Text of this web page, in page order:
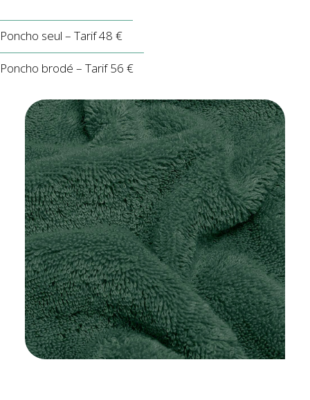
Poncho seul – Tarif 48 €
Poncho brodé – Tarif 56 €